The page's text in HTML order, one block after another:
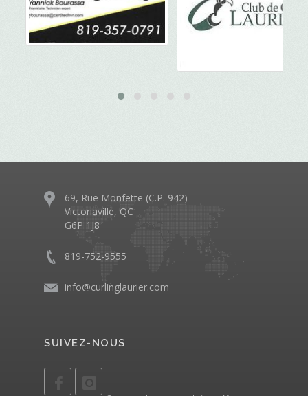
69, Rue Monfette (C.P. 942)
Victoriaville, QC
G6P 1J8
819-752-9555
info@curlinglaurier.com
SUIVEZ-NOUS